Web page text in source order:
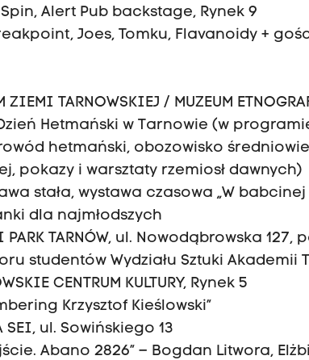
Spin, Alert Pub backstage, Rynek 9
Joes, Tomku, Flavanoidy +
TARNOWSKIEJ / MUZEUM
Hetmański w Tarnowie (w
hetmański, obozowisko
pokazy i warsztaty rzemiosł dawnych)
stała, wystawa czasowa „W babcinej
dla najmłodszych
TARNÓW, ul. Nowodąbrowska 127,
studentów Wydziału Sztuki Akademii
CENTRUM KULTURY, Rynek 5
Krzysztof Kieślowski”
SEI, ul. Sowińskiego 13
Abano 2826” – Bogdan Litwora,